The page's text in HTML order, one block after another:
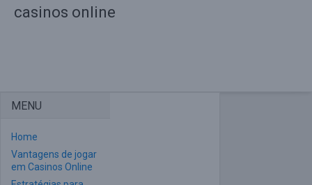
casinos online
MENU
Home
Vantagens de jogar
em Casinos Online